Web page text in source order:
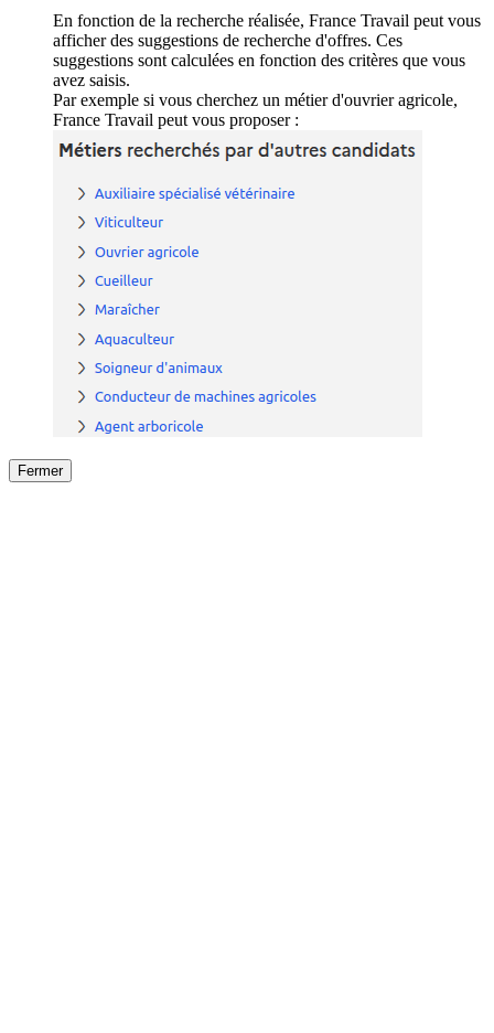
En fonction de la recherche réalisée, France Travail peut vous
afficher des suggestions de recherche d'offres. Ces
suggestions sont calculées en fonction des critères que vous
avez saisis.
Par exemple si vous cherchez un métier d'ouvrier agricole,
France Travail peut vous proposer :
Fermer